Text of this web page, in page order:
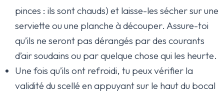
pinces : ils sont chauds) et laisse-les sécher sur une
serviette ou une planche à découper. Assure-toi
qu’ils ne seront pas dérangés par des courants
d’air soudains ou par quelque chose qui les heurte.
Une fois qu’ils ont refroidi, tu peux vérifier la
validité du scellé en appuyant sur le haut du bocal